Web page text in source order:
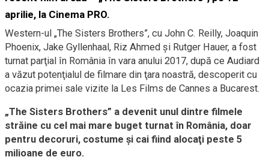
aprilie, la Cinema PRO.
Western-ul „The Sisters Brothers”, cu John C. Reilly, Joaquin
Phoenix, Jake Gyllenhaal, Riz Ahmed şi Rutger Hauer, a fost
turnat parţial în România în vara anului 2017, după ce Audiard
a văzut potenţialul de filmare din ţara noastră, descoperit cu
ocazia primei sale vizite la Les Films de Cannes a Bucarest.
„The Sisters Brothers” a devenit unul dintre filmele
străine cu cel mai mare buget turnat în România, doar
pentru decoruri, costume şi cai fiind alocaţi peste 5
milioane de euro.